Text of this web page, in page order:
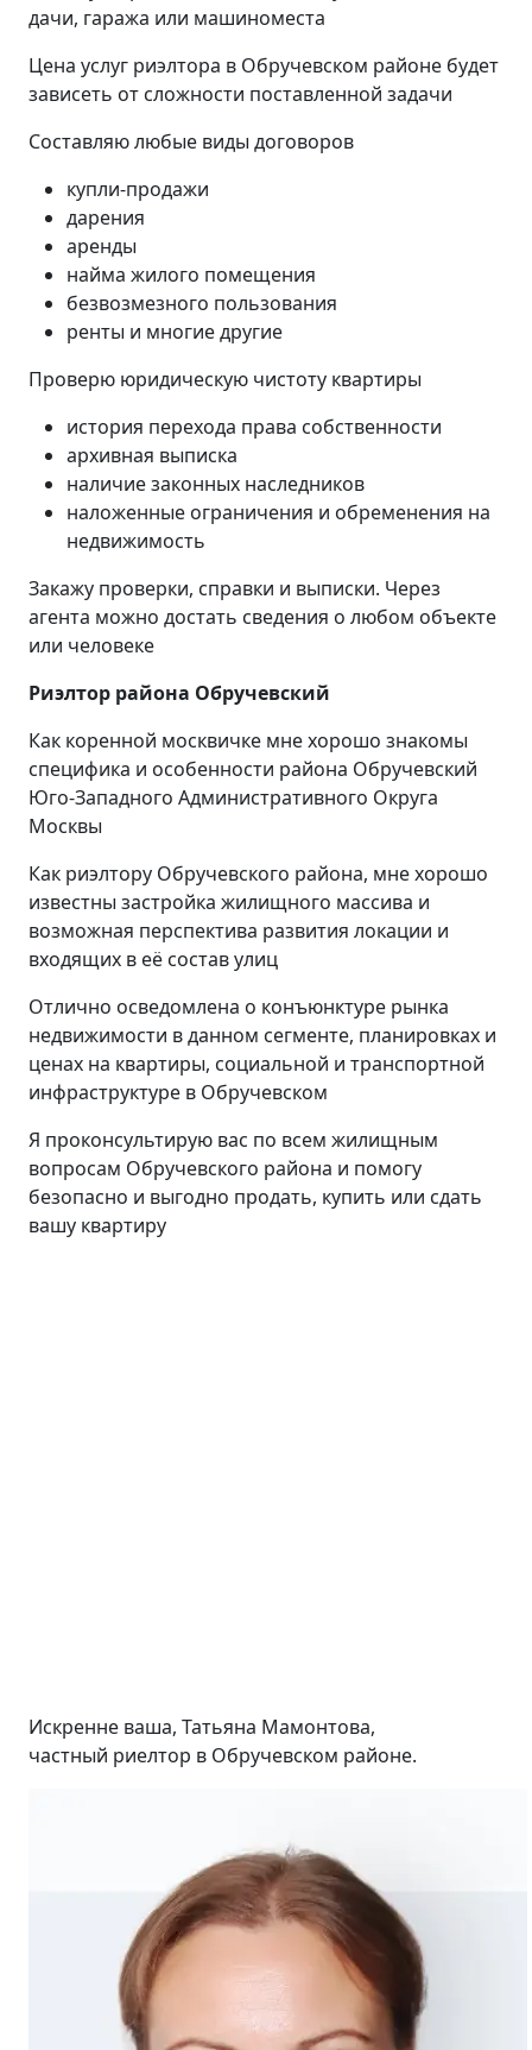
дачи, гаража или машиноместа
Цена услуг риэлтора в Обручевском районе будет
зависеть от сложности поставленной задачи
Составляю любые виды договоров
купли-продажи
дарения
аренды
найма жилого помещения
безвозмезного пользования
ренты и многие другие
Проверю юридическую чистоту квартиры
история перехода права собственности
архивная выписка
наличие законных наследников
наложенные ограничения и обременения на
недвижимость
Закажу проверки, справки и выписки. Через
агента можно достать сведения о любом объекте
или человеке
Риэлтор района Обручевский
Как коренной москвичке мне хорошо знакомы
специфика и особенности района Обручевский
Юго-Западного Административного Округа
Москвы
Как риэлтору Обручевского района, мне хорошо
известны застройка жилищного массива и
возможная перспектива развития локации и
входящих в её состав улиц
Отлично осведомлена о конъюнктуре рынка
недвижимости в данном сегменте, планировках и
ценах на квартиры, социальной и транспортной
инфраструктуре в Обручевском
Я проконсультирую вас по всем жилищным
вопросам Обручевского района и помогу
безопасно и выгодно продать, купить или сдать
вашу квартиру
Искренне ваша, Татьяна Мамонтова,
частный риелтор в Обручевском районе.